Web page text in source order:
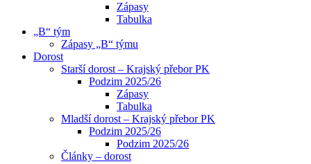
Zápasy
Tabulka
„B“ tým
Zápasy „B“ týmu
Dorost
Starší dorost – Krajský přebor PK
Podzim 2025/26
Zápasy
Tabulka
Mladší dorost – Krajský přebor PK
Podzim 2025/26
Podzim 2025/26
Články – dorost